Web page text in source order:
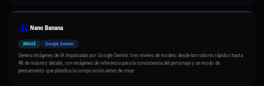
🍌 Nano Banana
IMAGE Google Gemini
Genera imágenes de IA impulsadas por Google Gemini: tres niveles de modelo desde borradores rápidos hasta
4K de máximo detalle, con imágenes de referencia para la consistencia del personaje y un modo de
pensamiento que planifica la composición antes de crear